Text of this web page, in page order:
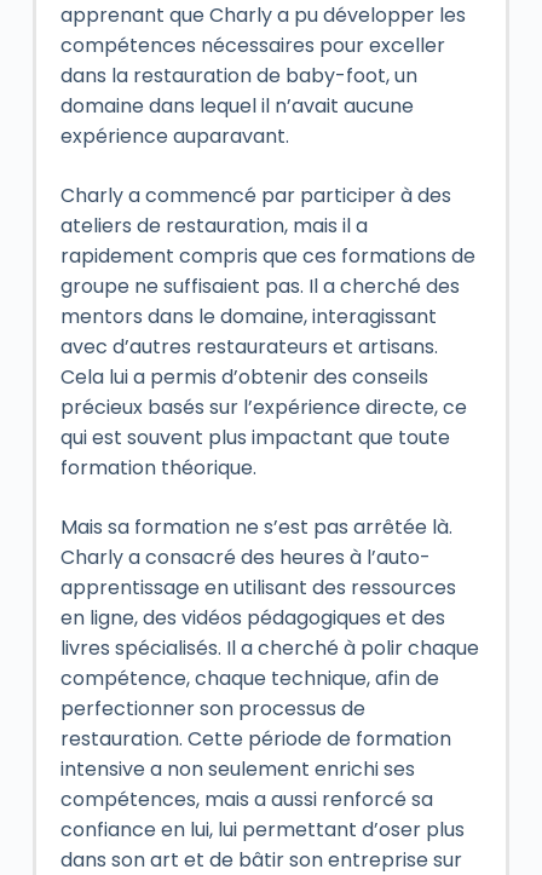
apprenant que Charly a pu développer les
compétences nécessaires pour exceller
dans la restauration de baby-foot, un
domaine dans lequel il n’avait aucune
expérience auparavant.
Charly a commencé par participer à des
ateliers de restauration, mais il a
rapidement compris que ces formations de
groupe ne suffisaient pas. Il a cherché des
mentors dans le domaine, interagissant
avec d’autres restaurateurs et artisans.
Cela lui a permis d’obtenir des conseils
précieux basés sur l’expérience directe, ce
qui est souvent plus impactant que toute
formation théorique.
Mais sa formation ne s’est pas arrêtée là.
Charly a consacré des heures à l’auto-
apprentissage en utilisant des ressources
en ligne, des vidéos pédagogiques et des
livres spécialisés. Il a cherché à polir chaque
compétence, chaque technique, afin de
perfectionner son processus de
restauration. Cette période de formation
intensive a non seulement enrichi ses
compétences, mais a aussi renforcé sa
confiance en lui, lui permettant d’oser plus
dans son art et de bâtir son entreprise sur